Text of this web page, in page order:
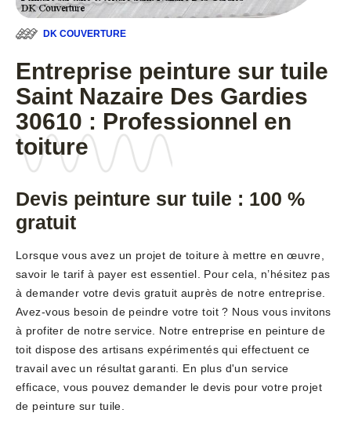
DK COUVERTURE
Entreprise peinture sur tuile
Saint Nazaire Des Gardies
30610 : Professionnel en
toiture
Devis peinture sur tuile : 100 %
gratuit
Lorsque vous avez un projet de toiture à mettre en œuvre,
savoir le tarif à payer est essentiel. Pour cela, n’hésitez pas
à demander votre devis gratuit auprès de notre entreprise.
Avez-vous besoin de peindre votre toit ? Nous vous invitons
à profiter de notre service. Notre entreprise en peinture de
toit dispose des artisans expérimentés qui effectuent ce
travail avec un résultat garanti. En plus d'un service
efficace, vous pouvez demander le devis pour votre projet
de peinture sur tuile.